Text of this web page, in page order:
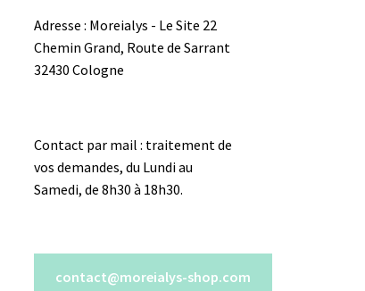
Adresse : Moreialys - Le Site 22
Chemin Grand, Route de Sarrant
32430 Cologne
Contact par mail : traitement de
vos demandes, du Lundi au
Samedi, de 8h30 à 18h30.
contact@moreialys-shop.com